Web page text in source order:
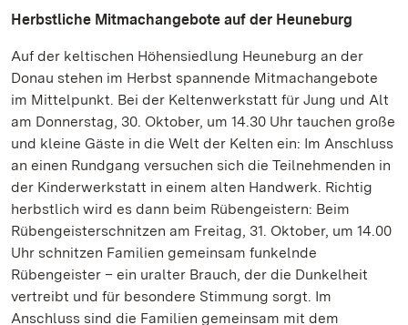
Herbstliche Mitmachangebote auf der Heuneburg
Auf der keltischen Höhensiedlung Heuneburg an der
Donau stehen im Herbst spannende Mitmachangebote
im Mittelpunkt. Bei der Keltenwerkstatt für Jung und Alt
am Donnerstag, 30. Oktober, um 14.30 Uhr tauchen große
und kleine Gäste in die Welt der Kelten ein: Im Anschluss
an einen Rundgang versuchen sich die Teilnehmenden in
der Kinderwerkstatt in einem alten Handwerk. Richtig
herbstlich wird es dann beim Rübengeistern: Beim
Rübengeisterschnitzen am Freitag, 31. Oktober, um 14.00
Uhr schnitzen Familien gemeinsam funkelnde
Rübengeister – ein uralter Brauch, der die Dunkelheit
vertreibt und für besondere Stimmung sorgt. Im
Anschluss sind die Familien gemeinsam mit dem